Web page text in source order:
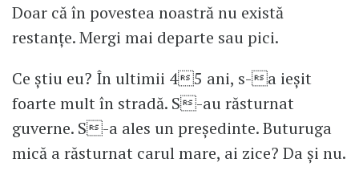
Doar că în povestea noastră nu există
restanțe. Mergi mai departe sau pici.
Ce știu eu? În ultimii 45 ani, s-a ieșit
foarte mult în stradă. S-au răsturnat
guverne. S-a ales un președinte. Buturuga
mică a răsturnat carul mare, ai zice? Da și nu.